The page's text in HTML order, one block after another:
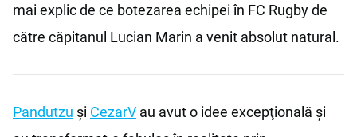
mai explic de ce botezarea echipei în FC Rugby de
către căpitanul Lucian Marin a venit absolut natural.
Pandutzu şi CezarV au avut o idee excepţională şi